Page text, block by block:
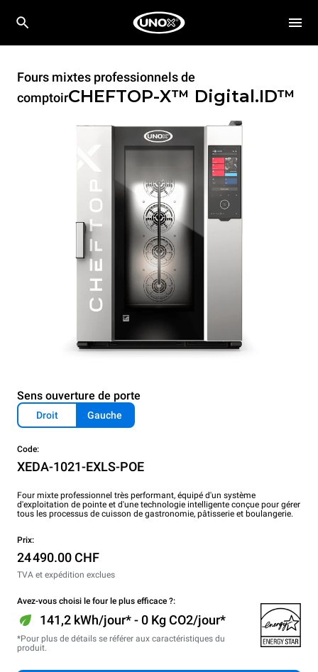
Fours mixtes professionnels de
comptoirCHEFTOP-X™ Digital.ID™
Sens ouverture de porte
Droit Gauche
Code:
XEDA-1021-EXLS-POE
Four mixte professionnel très performant, équipé d'un système
d'exploitation de pointe et d'une technologie intelligente conçue pour gérer
tous les processus de cuisson de gastronomie, pâtisserie et boulangerie.
Prix:
24 490.00 CHF
TVA et expédition exclues
Avez-vous choisi le four le plus efficace ?:
141,2 kWh/jour* - 0 Kg CO2/jour*
*Pour plus de détails se référer aux caractéristiques du
produit.